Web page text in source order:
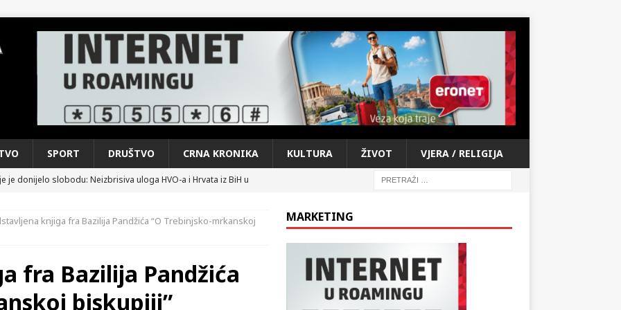
SPORT DRUŠTVO CRNA KRONIKA KULTURA ŽIVOT VJERA / RELIGIJA
je donijelo slobodu: Neizbrisiva uloga HVO-a i Hrvata iz BiH u
Večer u kojoj Knin, iseljena i domovinska Hrvatska dišu
iz sažetka dnevnih događaja za protekli vikend
CRNA
knjiga fra Bazilija Pandžića “O Trebinjsko-mrkanskoj
fra Bazilija Pandžića
biskupiji”
MARKETING